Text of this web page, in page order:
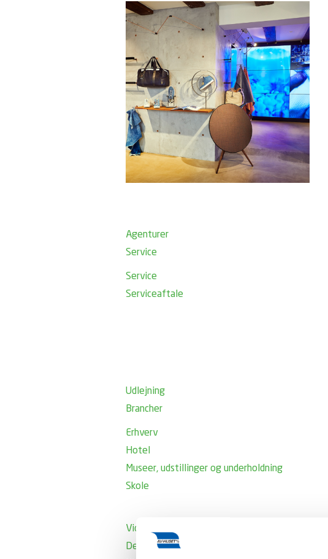
Agenturer
Service
Service
Serviceaftale
Udlejning
Brancher
Erhverv
Hotel
Museer, udstillinger og underholdning
Skole
Videregående uddannelsesinstitution
Det offentlige